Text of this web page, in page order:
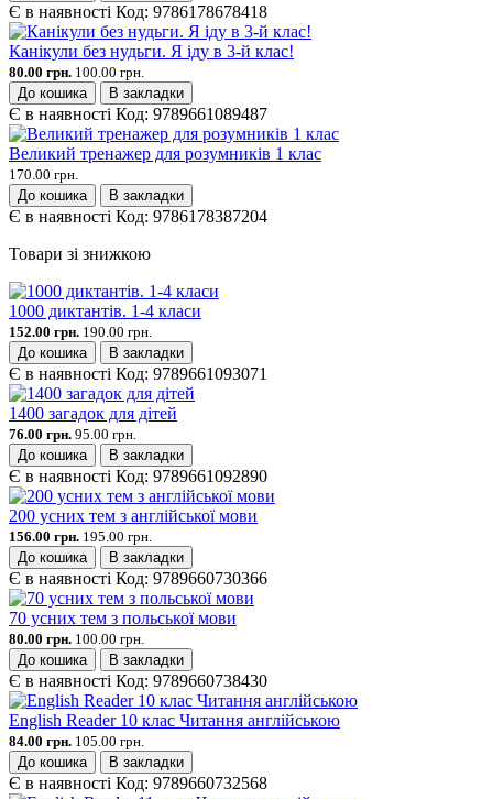
Є в наявності Код: 9786178678418
Канікули без нудьги. Я іду в 3-й клас!
80.00 грн. 100.00 грн.
До кошика
В закладки
Є в наявності Код: 9789661089487
Великий тренажер для розумників 1 клас
170.00 грн.
До кошика
В закладки
Є в наявності Код: 9786178387204
Товари зі знижкою
1000 диктантів. 1-4 класи
152.00 грн. 190.00 грн.
До кошика
В закладки
Є в наявності Код: 9789661093071
1400 загадок для дітей
76.00 грн. 95.00 грн.
До кошика
В закладки
Є в наявності Код: 9789661092890
200 усних тем з англійської мови
156.00 грн. 195.00 грн.
До кошика
В закладки
Є в наявності Код: 9789660730366
70 усних тем з польської мови
80.00 грн. 100.00 грн.
До кошика
В закладки
Є в наявності Код: 9789660738430
English Reader 10 клас Читання англійською
84.00 грн. 105.00 грн.
До кошика
В закладки
Є в наявності Код: 9789660732568